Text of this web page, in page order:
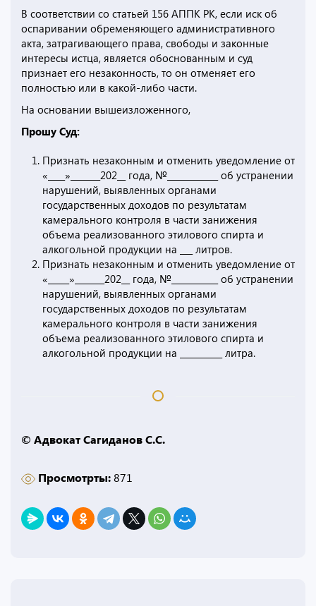
В соответствии со статьей 156 АППК РК, если иск об
оспаривании обременяющего административного
акта, затрагивающего права, свободы и законные
интересы истца, является обоснованным и суд
признает его незаконность, то он отменяет его
полностью или в какой-либо части.
На основании вышеизложенного,
Прошу Суд:
Признать незаконным и отменить уведомление от
«____»_______202__ года, №____________ об устранении
нарушений, выявленных органами
государственных доходов по результатам
камерального контроля в части занижения
объема реализованного этилового спирта и
алкогольной продукции на ___ литров.
Признать незаконным и отменить уведомление от
«_____»_______202__ года, №___________ об устранении
нарушений, выявленных органами
государственных доходов по результатам
камерального контроля в части занижения
объема реализованного этилового спирта и
алкогольной продукции на __________ литра.
© Адвокат Сагиданов С.С.
Просмотрты:871